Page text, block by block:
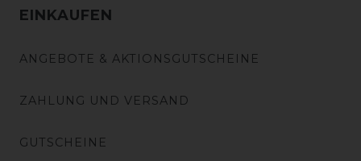
EINKAUFEN
ANGEBOTE & AKTIONSGUTSCHEINE
ZAHLUNG UND VERSAND
GUTSCHEINE